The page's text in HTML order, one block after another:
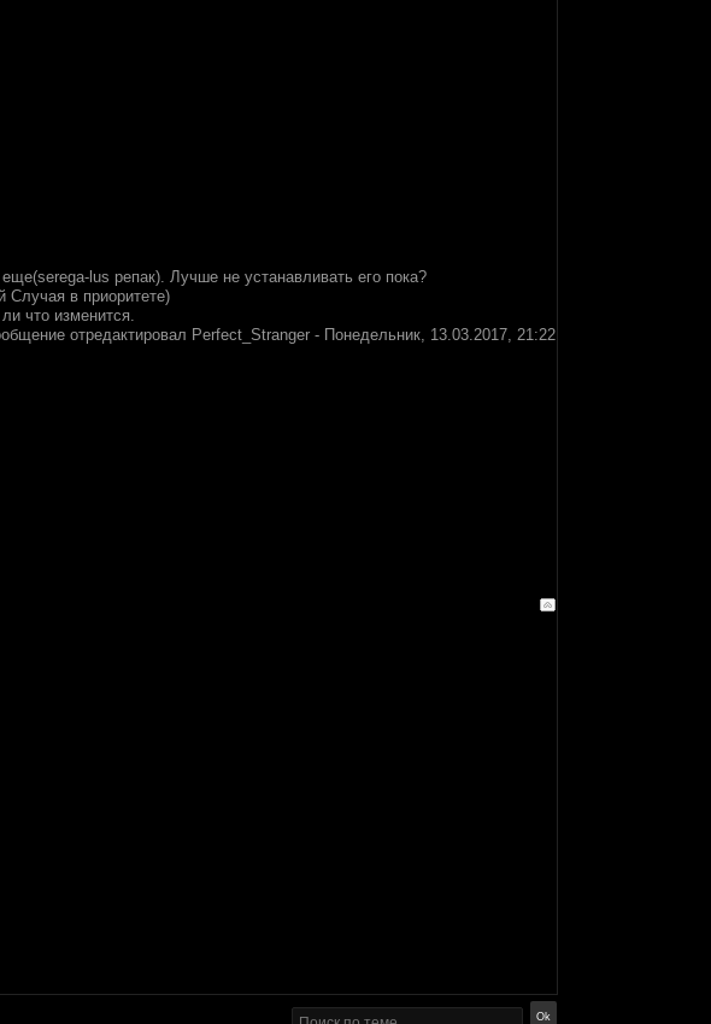
lus репак). Лучше не устанавливать его пока?
Случая в приоритете)
что изменится.
отредактировал Perfect_Stranger - Понедельник, 13.03.2017, 21:22